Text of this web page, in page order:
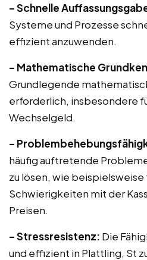
– Schnelle
Systeme und Prozesse
effizient anzuwenden.
– Mathematische
Grundlegende
erforderlich, insbesondere
Wechselgeld.
–
häufig auftretende
zu lösen, wie
Schwierigkeiten mit der
Preisen.
– Stressresistenz: Die
und effizient in Plattling, St